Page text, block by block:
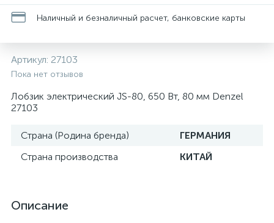
Наличный и безналичный расчет, банковские карты
Артикул: 27103
Пока нет отзывов
Лобзик электрический JS-80, 650 Вт, 80 мм Denzel
27103
Страна (Родина бренда)
ГЕРМАНИЯ
Страна производства
КИТАЙ
Описание